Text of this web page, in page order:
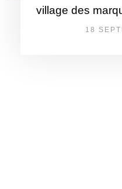
village des
18